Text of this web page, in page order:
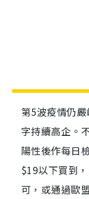
第5波疫情仍
字持續高企。
陽性後作每日
$19以下買到
可，或通過歐